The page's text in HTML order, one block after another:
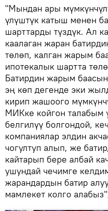
"Мындан ары
үлүштүк катыш менен
шарттарды түздүк. Ал
каалаган жаран
төлөп, калган жарым
ипотекалык шартта
Батирдин жарым
эң көп дегенде эки
кирип жашоого
МИКке койгон талабым
белгилүү болгондой,
компаниялар элдин
чогултуп алып, же
кайтарып бере албай
ушундай чечимге
жарандардын батир
мамлекет колго